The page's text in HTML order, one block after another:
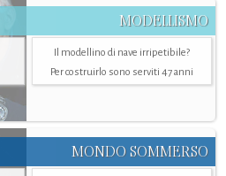
MODELLISMO
Il modellino di nave irripetibile?
Per costruirlo sono serviti 47 anni
MONDO SOMMERSO